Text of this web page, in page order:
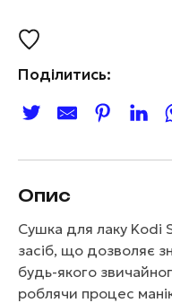
Поділитись:
Опис
Сушка для лаку Kodi
засіб, що дозволяє
будь-якого
роблячи процес